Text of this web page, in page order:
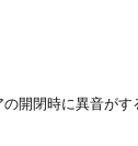
の開閉時に異音がす